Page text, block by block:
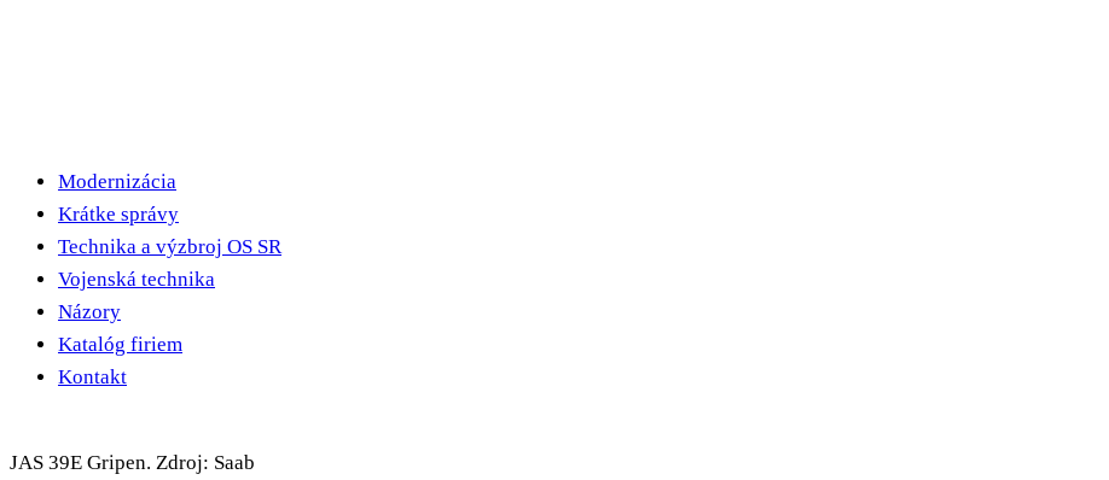
Modernizácia
Krátke správy
Technika a výzbroj OS SR
Vojenská technika
Názory
Katalóg firiem
Kontakt
JAS 39E Gripen. Zdroj: Saab